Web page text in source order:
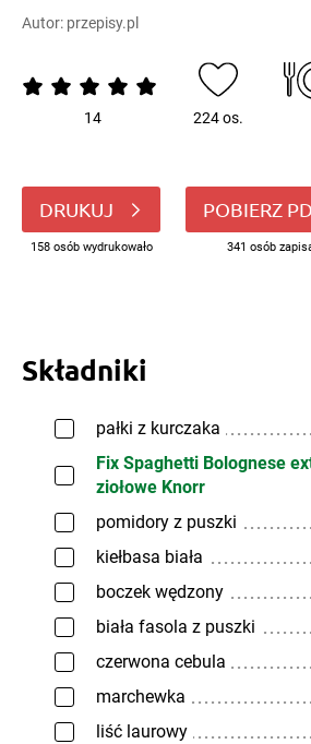
Autor: przepisy.pl
14 224 os.
DRUKUJ
158 osób wydrukowało
POBIERZ
341 osób
Składniki
pałki z kurczaka
Fix Spaghetti Bolognese
ziołowe Knorr
pomidory z puszki
kiełbasa biała
boczek wędzony
biała fasola z puszki
czerwona cebula
marchewka
liść laurowy